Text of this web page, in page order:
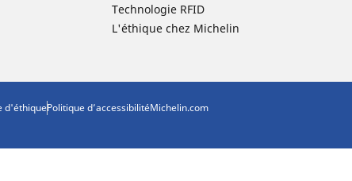
Technologie RFID
L'éthique chez Michelin
d'éthiquePolitique d’accessibilitéMichelin.com